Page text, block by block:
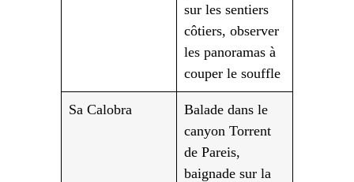
sur les sentiers
côtiers, observer
les panoramas à
couper le souffle
Sa Calobra
Balade dans le
canyon Torrent
de Pareis,
baignade sur la